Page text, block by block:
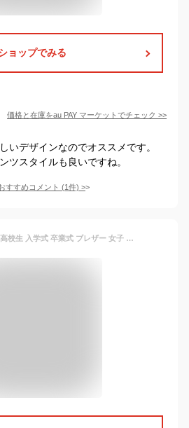
ョップでみる
価格と在庫をau PAY マーケット でチェック >>
いデザインなのでオススメです。
ツスタイルも良いですね。
すすめコメント (1件) >
男子制服 5点セット 高校生 入学式 卒業式 ブレザー 女子 スーツ 女の子 男の子 学生服 フォーマルスーツ jk 無地 コート 女子高生 長袖シャツ ネクタイ スーツジャケット 文化祭 コスプレ衣装 発表会 制服 長袖 学校制服 送料無料